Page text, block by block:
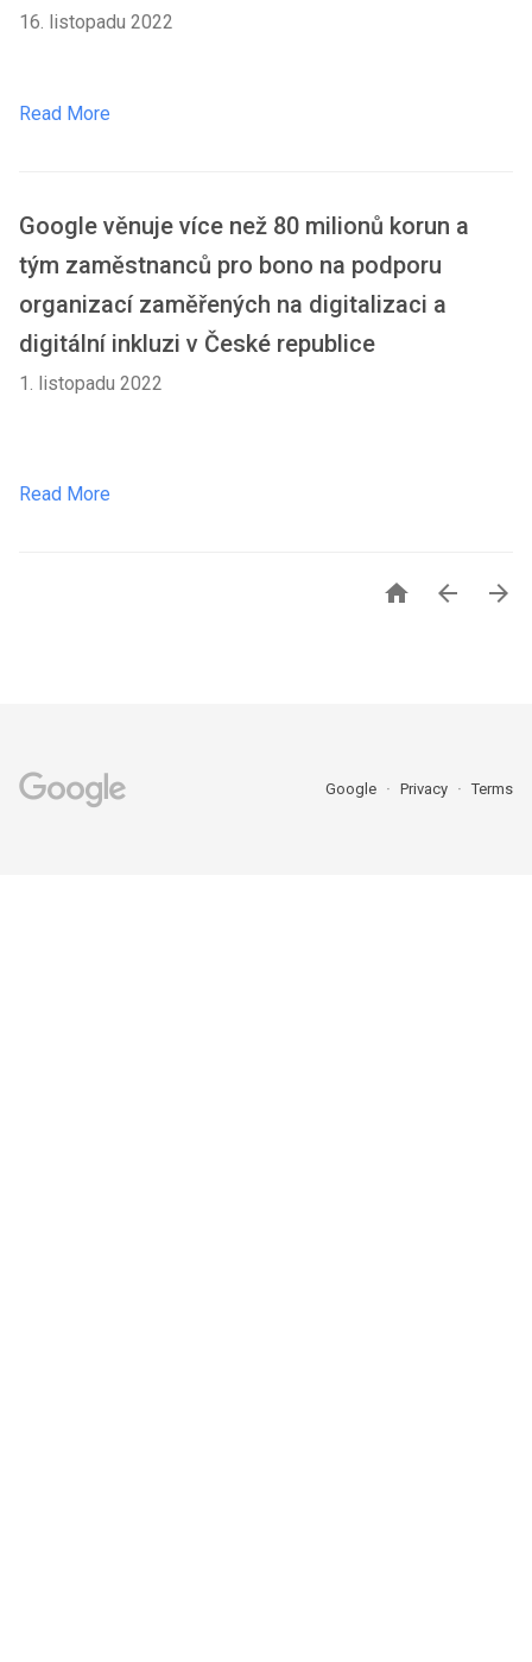
16. listopadu 2022
Read More
Google věnuje více než 80 milionů korun a
tým zaměstnanců pro bono na podporu
organizací zaměřených na digitalizaci a
digitální inkluzi v České republice
1. listopadu 2022
Read More
  
Google Privacy Terms